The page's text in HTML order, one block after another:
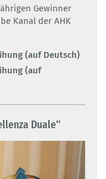
Gewinner
Kanal der AHK
(auf Deutsch)
(auf
Duale“